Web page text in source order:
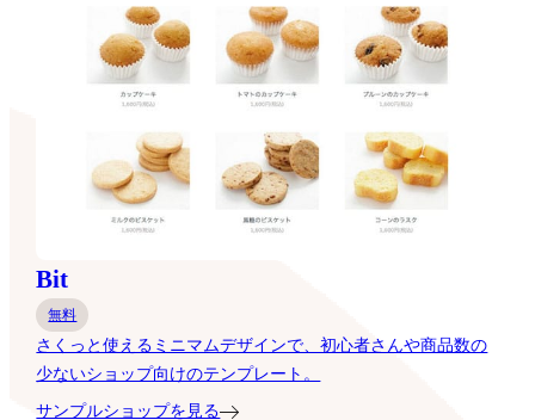
Bit
無料
さくっと使えるミニマムデザインで、初心者さんや商品数の
少ないショップ向けのテンプレート。
サンプルショップを見る